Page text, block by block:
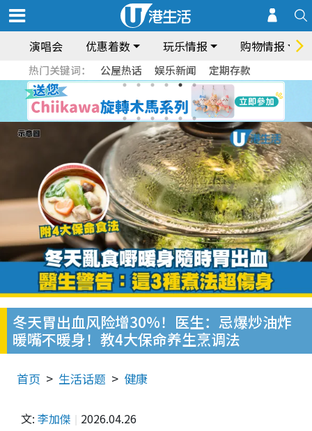
演唱会 优惠着数 玩乐情报 购物情报
热门关键词： 公屋热话 娱乐新闻 定期存款
冬天胃出血风险增30%！医生：忌爆炒油炸
暖嘴不暖身！教4大保命养生烹调法
首页 生活话题 健康
文: 李加傑 2026.04.26